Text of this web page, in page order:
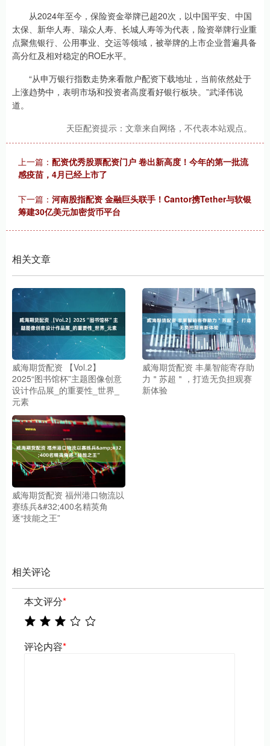
从2024年至今，保险资金举牌已超20次，以中国平安、中国
太保、新华人寿、瑞众人寿、长城人寿等为代表，险资举牌行业重
点聚焦银行、公用事业、交运等领域，被举牌的上市企业普遍具备
高分红及相对稳定的ROE水平。
“从申万银行指数走势来看散户配资下载地址，当前依然处于
上涨趋势中，表明市场和投资者高度看好银行板块。”武泽伟说
道。
天臣配资提示：文章来自网络，不代表本站观点。
上一篇： 配资优秀股票配资门户 卷出新高度！今年的第一批流
感疫苗，4月已经上市了
下一篇： 河南股指配资 金融巨头联手！Cantor携Tether与软银
筹建30亿美元加密货币平台
相关文章
威海期货配资 【Vol.2】
2025“图书馆杯”主题图像创意
设计作品展_的重要性_世界_
元素
威海期货配资 丰巢智能寄存助
力＂苏超＂，打造无负担观赛
新体验
威海期货配资 福州港口物流以
赛练兵&#32;400名精英角
逐“技能之王”
相关评论
本文评分*
评论内容*